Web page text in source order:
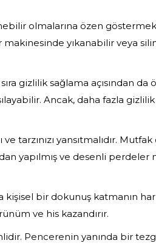
olmalarına özen
yıkanabilir veya
gizlilik sağlama açısından
Ancak, daha fazla
yansıtmalıdır.
yapılmış ve desenli
kişisel bir dokunuş katmanın
ve his kazandırır.
Pencerenin yanında bir